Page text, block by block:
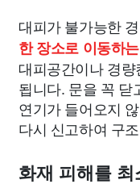
대피가 불가능한
한 장소로 이동하
대피공간이나 경
됩니다. 문을 꼭 닫
연기가 들어오지
다시 신고하여 구
화재 피해를